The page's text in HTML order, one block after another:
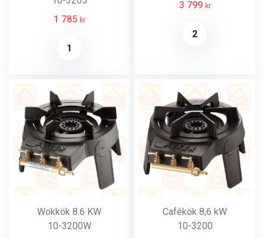
1 785 kr
1
3 799 kr
2
Wokkök 8.6 KW
10-3200W
Cafékök 8,6 kW
10-3200